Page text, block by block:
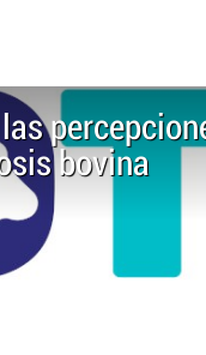
bovina